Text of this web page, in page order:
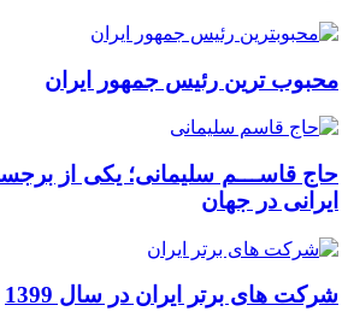
محبوب ترین رئیس جمهور ایران
حاج قاســـم سلیمانی؛ یکی از
ایرانی در جهان
شرکت های برتر ایران در سال 1399